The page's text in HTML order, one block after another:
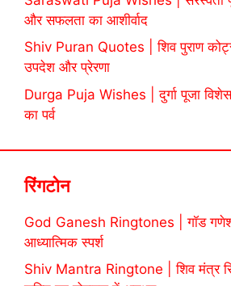
और सफलता का आशीर्वाद
Shiv Puran Quotes | शिव पुराण
उपदेश और प्रेरणा
Durga Puja Wishes | दुर्गा पूजा
का पर्व
रिंगटोन
God Ganesh Ringtones | गॉड गणेश
आध्यात्मिक स्पर्श
Shiv Mantra Ringtone | शिव मंत्र